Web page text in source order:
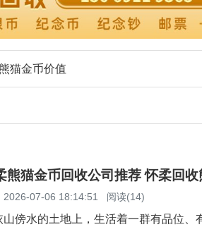
猫金币价值
熊猫金币回收公司推荐 怀柔回
2026-07-06 18:14:51 阅读(14)
山傍水的土地上，生活着一群有品位、